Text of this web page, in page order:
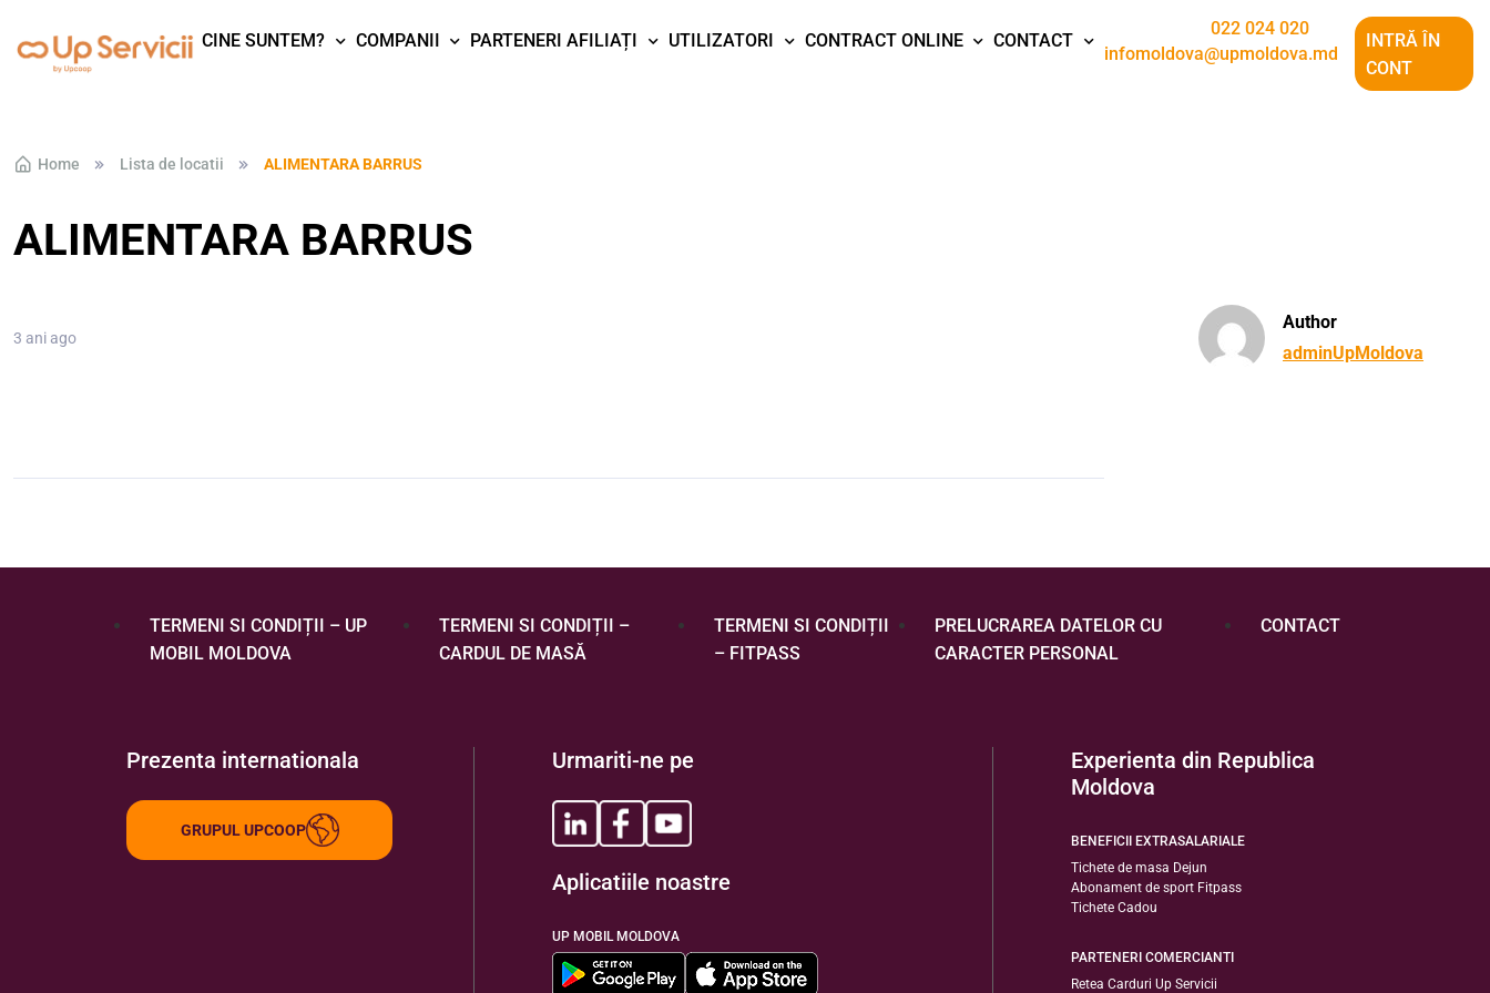
Skip to navigation
Skip to content
CINE SUNTEM? COMPANII PARTENERI AFILIAȚI UTILIZATORI CONTRACT ONLINE CONTACT
022 024 020
infomoldova@upmoldova.md
INTRĂ ÎN
CONT
Home Lista de locatii ALIMENTARA BARRUS
ALIMENTARA BARRUS
3 ani ago
Author
adminUpMoldova
TERMENI SI CONDIȚII – UP
MOBIL MOLDOVA
TERMENI SI CONDIȚII –
CARDUL DE MASĂ
TERMENI SI CONDIȚII
– FITPASS
PRELUCRAREA DATELOR CU
CARACTER PERSONAL
CONTACT
Prezenta internationala
GRUPUL UPCOOP
Urmariti-ne pe
Aplicatiile noastre
UP MOBIL MOLDOVA
Experienta din Republica
Moldova
BENEFICII EXTRASALARIALE
Tichete de masa Dejun
Abonament de sport Fitpass
Tichete Cadou
PARTENERI COMERCIANTI
Retea Carduri Up Servicii